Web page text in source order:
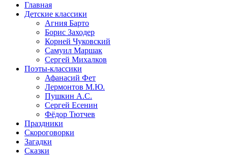
Главная
Детские классики
Агния Барто
Борис Заходер
Корней Чуковский
Самуил Маршак
Сергей Михалков
Поэты-классики
Афанасий Фет
Лермонтов М.Ю.
Пушкин А.С.
Сергей Есенин
Фёдор Тютчев
Праздники
Скороговорки
Загадки
Сказки